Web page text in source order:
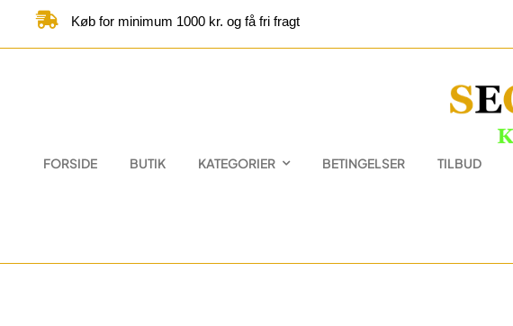
Køb for minimum 1000 kr. og få fri fragt
FORSIDE BUTIK KATEGORIER BETINGELSER TILBUD